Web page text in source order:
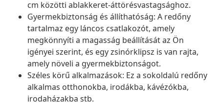
cm közötti ablakkeret-áttörésvastagsághoz.
Gyermekbiztonság és állíthatóság: A redőny
tartalmaz egy láncos csatlakozót, amely
megkönnyíti a magasság beállítását az Ön
igényei szerint, és egy zsinórklipsz is van rajta,
amely növeli a gyermekbiztonságot.
Széles körű alkalmazások: Ez a sokoldalú redőny
alkalmas otthonokba, irodákba, kávézókba,
irodaházakba stb.